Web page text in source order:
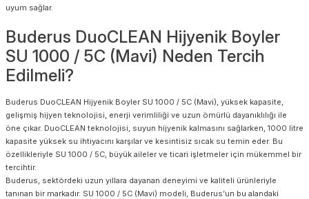
uyum sağlar.
Buderus DuoCLEAN Hijyenik Boyler
SU 1000 / 5C (Mavi) Neden Tercih
Edilmeli?
Buderus DuoCLEAN Hijyenik Boyler SU 1000 / 5C (Mavi), yüksek kapasite,
gelişmiş hijyen teknolojisi, enerji verimliliği ve uzun ömürlü dayanıklılığı ile
öne çıkar. DuoCLEAN teknolojisi, suyun hijyenik kalmasını sağlarken, 1000 litre
kapasite yüksek su ihtiyacını karşılar ve kesintisiz sıcak su temin eder. Bu
özellikleriyle SU 1000 / 5C, büyük aileler ve ticari işletmeler için mükemmel bir
tercihtir.
Buderus, sektördeki uzun yıllara dayanan deneyimi ve kaliteli ürünleriyle
tanınan bir markadır. SU 1000 / 5C (Mavi) modeli, Buderus’un bu alandaki